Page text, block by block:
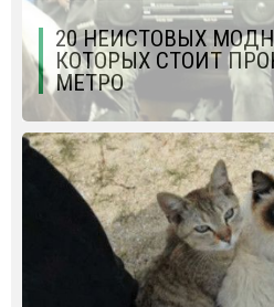
20 НЕИСТОВЫХ
КОТОРЫХ СТОИТ
МЕТРО